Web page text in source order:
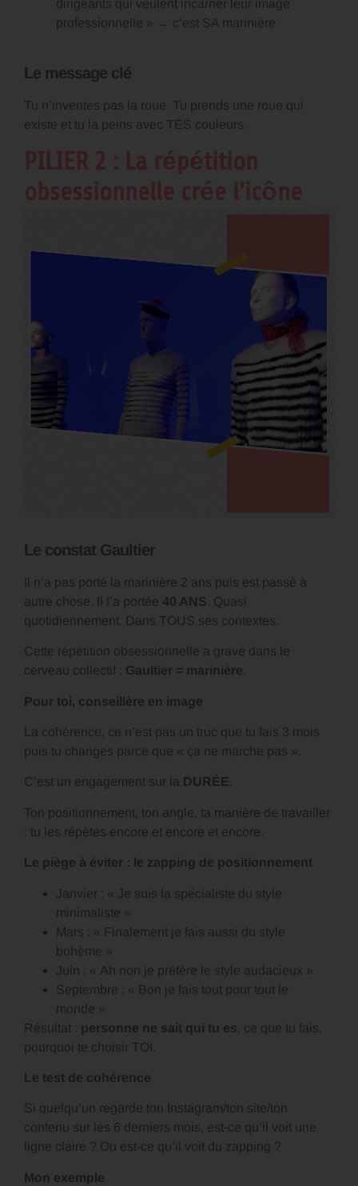
dirigeants qui veulent incarner leur image
professionnelle » → c’est SA marinière
Le message clé
Tu n’inventes pas la roue. Tu prends une roue qui
existe et tu la peins avec TES couleurs.
PILIER 2 : La répétition
obsessionnelle crée l'icône
Le constat Gaultier
Il n’a pas porté la marinière 2 ans puis est passé à
autre chose. Il l’a portée 40 ANS . Quasi
quotidiennement. Dans TOUS ses contextes.
Cette répétition obsessionnelle a gravé dans le
cerveau collectif : Gaultier = marinière
Pour toi, conseillère en image
La cohérence, ce n’est pas un truc que tu fais 3 mois
puis tu changes parce que « ça ne marche pas ».
C’est un engagement sur la DURÉE
Ton positionnement, ton angle, ta manière de travailler
: tu les répètes encore et encore et encore.
Le piège à éviter : le zapping de positionnement
Janvier : « Je suis la spécialiste du style
minimaliste »
Mars : « Finalement je fais aussi du style
bohème »
Juin : « Ah non je préfère le style audacieux »
Septembre : « Bon je fais tout pour tout le
monde »
Résultat : personne ne sait qui tu es , ce que tu fais,
pourquoi te choisir TOI.
Le test de cohérence
Si quelqu’un regarde ton Instagram/ton site/ton
contenu sur les 6 derniers mois, est-ce qu’il voit une
ligne claire ? Ou est-ce qu’il voit du zapping ?
Mon exemple